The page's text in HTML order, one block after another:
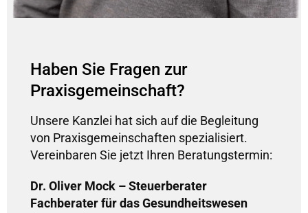
Haben Sie Fragen zur
Praxisgemeinschaft?
Unsere Kanzlei hat sich auf die Begleitung
von Praxisgemeinschaften spezialisiert.
Vereinbaren Sie jetzt Ihren Beratungstermin:
Dr. Oliver Mock – Steuerberater
Fachberater für das Gesundheitswesen